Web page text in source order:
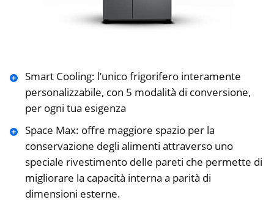
Smart Cooling: l’unico frigorifero interamente
personalizzabile, con 5 modalità di conversione,
per ogni tua esigenza
Space Max: offre maggiore spazio per la
conservazione degli alimenti attraverso uno
speciale rivestimento delle pareti che permette di
migliorare la capacità interna a parità di
dimensioni esterne.